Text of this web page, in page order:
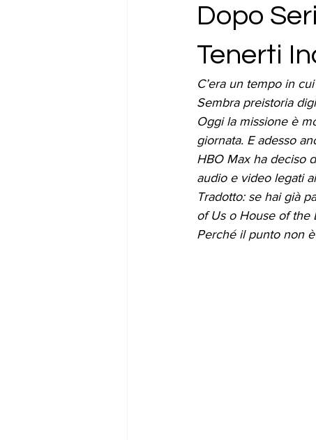
Dopo
Tenerti
C’era un tempo in
Sembra preistoria
Oggi la missione è
giornata. E adesso
HBO Max ha deciso
audio e video legati
Tradotto: se hai già
of Us o House of the
Perché il punto non